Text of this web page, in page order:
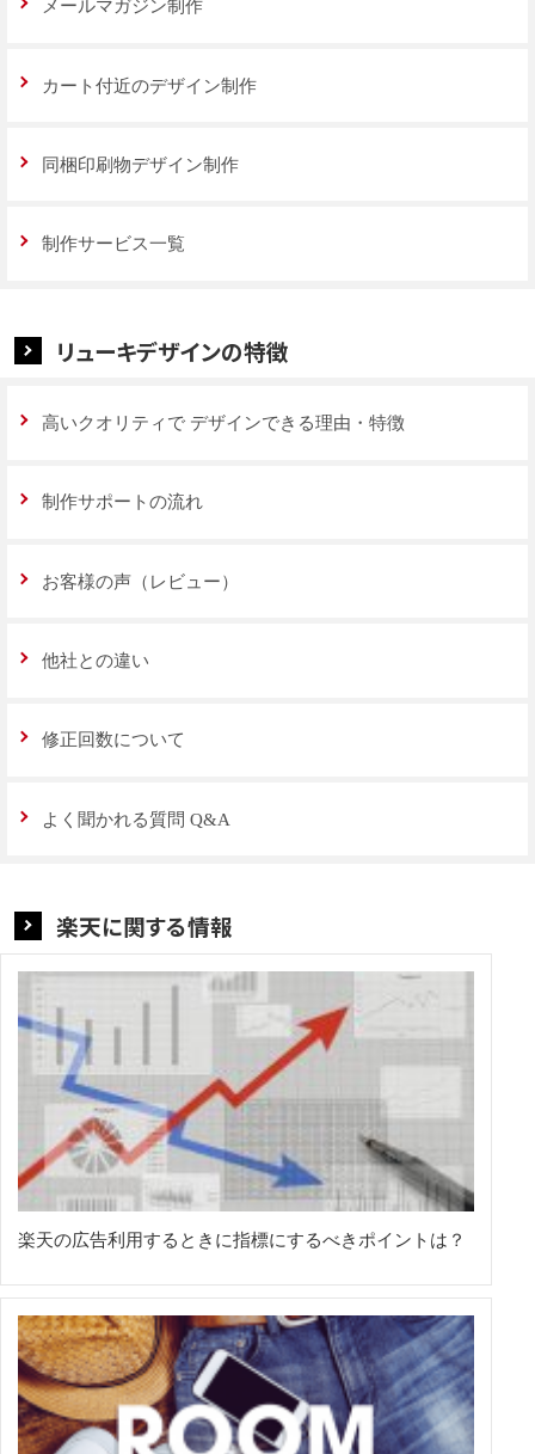
メールマガジン制作
カート付近のデザイン制作
同梱印刷物デザイン制作
制作サービス一覧
リューキデザインの特徴
高いクオリティで デザインできる理由・特徴
制作サポートの流れ
お客様の声（レビュー）
他社との違い
修正回数について
よく聞かれる質問 Q&A
楽天に関する情報
楽天の広告利用するときに指標にするべきポイントは？